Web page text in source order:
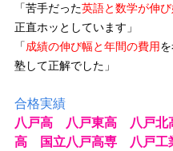
「苦手だった英語と数学が伸
正直ホッとしています」
「成績の伸び幅と年間の費用
塾して正解でした」
合格実績
八戸高　八戸東高　八戸北
高　国立八戸高専　八戸工